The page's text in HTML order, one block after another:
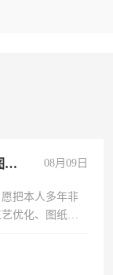
兼职机械设计、制图、设备改造 08月09日
把本人多年非
优化、图纸制
。